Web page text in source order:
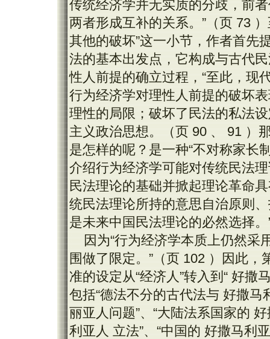
传统经济学并无实质的分歧，前
两者形成互补的关系。”（页 73
其他的破坏”这一小节，作者首先
法的基本出发点，它构成与古代
性人前提的确立过程，“至此，现
行为经济学对理性人前提的破坏
理性的局限；破坏了民法的私法
主义政治思想。（页 90 、 91 ）
是怎样的呢？是一种“不对称家长
介绍行为经济学可能对传统民法
民法理论的基础并掀起理论革命
统民法理论所持的意思自治原则
是未来中国民法理论的必然选择。
因为“行为经济学本质上仍然
围做了限定。”（页 102 ）因此，
准的设定从“经济人”转入到“ 好撒
包括“德法不分的古代法与 好撒马
丽亚人问题”、“大陆法系国家的
利亚人 立法”、“中国的 好撒马利